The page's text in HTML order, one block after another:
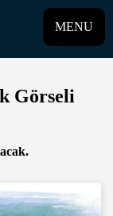
MENU
Görseli